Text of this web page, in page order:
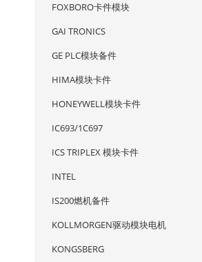
FOXBORO卡件模块
GAI TRONICS
GE PLC模块备件
HIMA模块卡件
HONEYWELL模块卡件
IC693/1C697
ICS TRIPLEX 模块卡件
INTEL
IS200燃机备件
KOLLMORGEN驱动模块电机
KONGSBERG